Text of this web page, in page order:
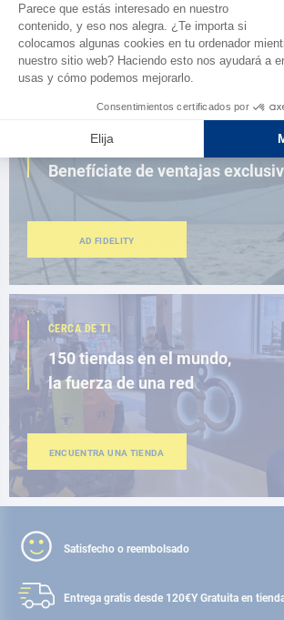
NAVEGAR POR EL CATÁLOGO
¿Eres apasionado?
Benefíciate de ventajas
AD FIDELITY
CERCA DE TI
150 tiendas en el mundo,
la fuerza de una red
ENCUENTRA UNA TIENDA
Satisfecho o reembolsado
Entrega gratis desde 120€Y Gratuita en